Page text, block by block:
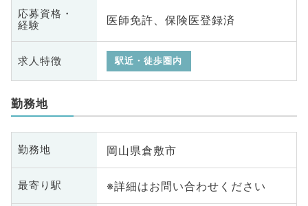
応募資格・
経験
医師免許、保険医登録済
求人特徴 駅近・徒歩圏内
勤務地
勤務地 岡山県倉敷市
最寄り駅 ※詳細はお問い合わせください